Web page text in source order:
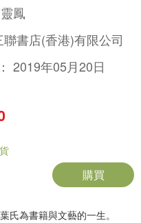
鳳
聯書店(香港)有限公司
2019年05月20日
購買
氏為書籍與文藝的一生。